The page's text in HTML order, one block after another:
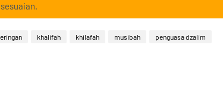
khalifah khilafah musibah
penguasa dzalim